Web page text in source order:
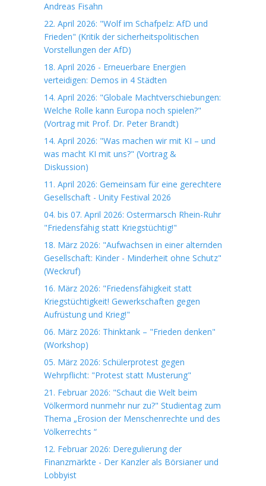
Andreas Fisahn
22. April 2026: "Wolf im Schafpelz: AfD und
Frieden" (Kritik der sicherheitspolitischen
Vorstellungen der AfD)
18. April 2026 - Erneuerbare Energien
verteidigen: Demos in 4 Städten
14. April 2026: "Globale Machtverschiebungen:
Welche Rolle kann Europa noch spielen?"
(Vortrag mit Prof. Dr. Peter Brandt)
14. April 2026: "Was machen wir mit KI – und
was macht KI mit uns?" (Vortrag &
Diskussion)
11. April 2026: Gemeinsam für eine gerechtere
Gesellschaft - Unity Festival 2026
04. bis 07. April 2026: Ostermarsch Rhein-Ruhr
"Friedensfähig statt Kriegstüchtig!"
18. März 2026: "Aufwachsen in einer alternden
Gesellschaft: Kinder - Minderheit ohne Schutz"
(Weckruf)
16. März 2026: "Friedensfähigkeit statt
Kriegstüchtigkeit! Gewerkschaften gegen
Aufrüstung und Krieg!"
06. März 2026: Thinktank – "Frieden denken"
(Workshop)
05. März 2026: Schülerprotest gegen
Wehrpflicht: "Protest statt Musterung"
21. Februar 2026: "Schaut die Welt beim
Völkermord nunmehr nur zu?" Studientag zum
Thema „Erosion der Menschenrechte und des
Völkerrechts “
12. Februar 2026: Deregulierung der
Finanzmärkte - Der Kanzler als Börsianer und
Lobbyist